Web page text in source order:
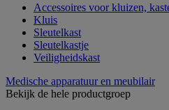
Accessoires voor kluizen,
Kluis
Sleutelkast
Sleutelkastje
Veiligheidskast
Medische apparatuur en meubilair
Bekijk de hele productgroep